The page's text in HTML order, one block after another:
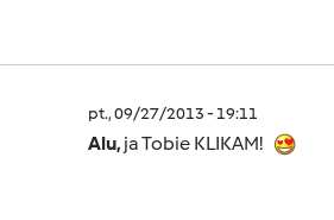
pt., 09/27/2013 - 19:11
Alu, ja Tobie KLIKAM!